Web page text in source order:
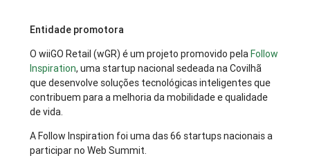
Entidade promotora
O wiiGO Retail (wGR) é um projeto promovido pela Follow
Inspiration, uma startup nacional sedeada na Covilhã
que desenvolve soluções tecnológicas inteligentes que
contribuem para a melhoria da mobilidade e qualidade
de vida.
A Follow Inspiration foi uma das 66 startups nacionais a
participar no Web Summit.